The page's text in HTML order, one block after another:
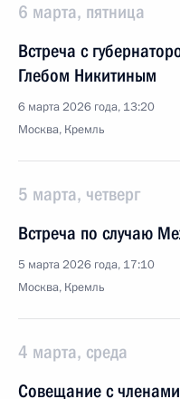
6 марта, пятница
Встреча с
Глебом Никитиным
6 марта 2026 года, 13:20
Москва, Кремль
5 марта, четверг
Встреча по случаю
5 марта 2026 года, 17:10
Москва, Кремль
4 марта, среда
Совещание с